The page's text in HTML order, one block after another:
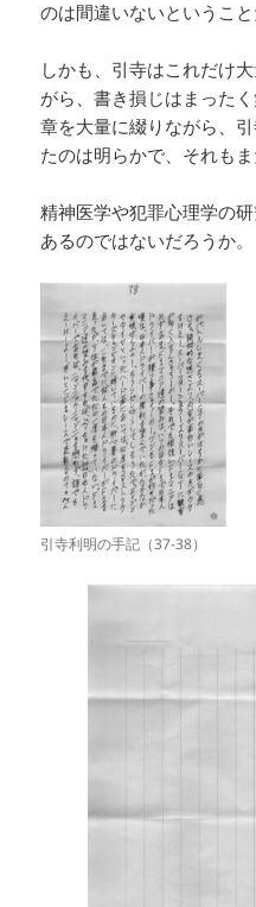
のは間違いないということ
しかも、引寺はこれだけ
がら、書き損じはまった
章を大量に綴りながら、
たのは明らかで、それも
精神医学や犯罪心理学の
あるのではないだろうか。
引寺利明の手記（37-38）